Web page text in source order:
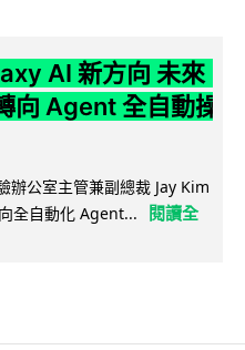
AI 新方向 未來
向 Agent 全自動操
公室主管兼副總裁 Jay Kim
全自動化 Agent...
閱讀全